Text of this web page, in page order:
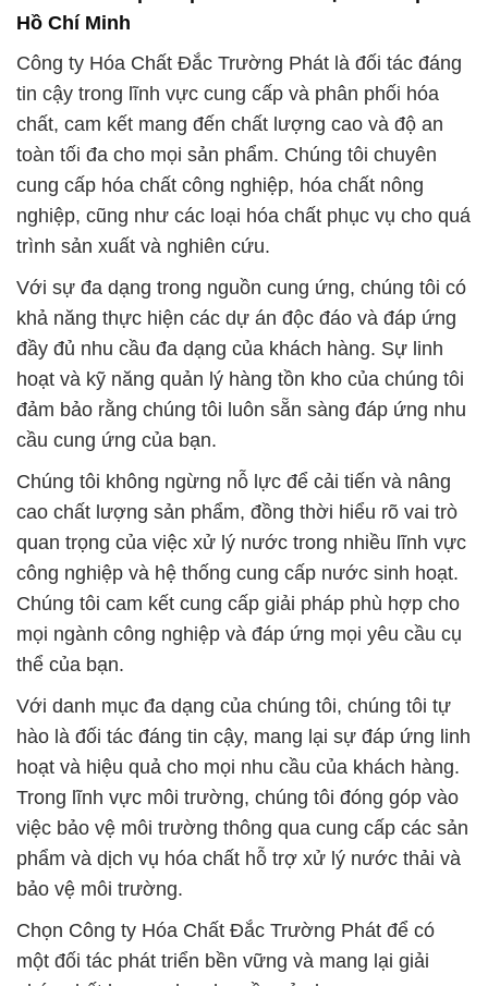
toàn tối đa cho mọi sản phẩm. Chúng tôi chuyên
cung cấp hóa chất công nghiệp, hóa chất nông
nghiệp, cũng như các loại hóa chất phục vụ cho quá
trình sản xuất và nghiên cứu.
Với sự đa dạng trong nguồn cung ứng, chúng tôi có
khả năng thực hiện các dự án độc đáo và đáp ứng
đầy đủ nhu cầu đa dạng của khách hàng. Sự linh
hoạt và kỹ năng quản lý hàng tồn kho của chúng tôi
đảm bảo rằng chúng tôi luôn sẵn sàng đáp ứng nhu
cầu cung ứng của bạn.
Chúng tôi không ngừng nỗ lực để cải tiến và nâng
cao chất lượng sản phẩm, đồng thời hiểu rõ vai trò
quan trọng của việc xử lý nước trong nhiều lĩnh vực
công nghiệp và hệ thống cung cấp nước sinh hoạt.
Chúng tôi cam kết cung cấp giải pháp phù hợp cho
mọi ngành công nghiệp và đáp ứng mọi yêu cầu cụ
thể của bạn.
Với danh mục đa dạng của chúng tôi, chúng tôi tự
hào là đối tác đáng tin cậy, mang lại sự đáp ứng linh
hoạt và hiệu quả cho mọi nhu cầu của khách hàng.
Trong lĩnh vực môi trường, chúng tôi đóng góp vào
việc bảo vệ môi trường thông qua cung cấp các sản
phẩm và dịch vụ hóa chất hỗ trợ xử lý nước thải và
bảo vệ môi trường.
Chọn Công ty Hóa Chất Đắc Trường Phát để có
một đối tác phát triển bền vững và mang lại giải
pháp chất lượng cho nhu cầu của bạn.
# Địa chỉ cung cấp & bán hóa chất Clorua Vôi
Powder ß Chlorine 70% Puri Chlo Ấn Độ India
# Cty chuyên cung ứng _ phân phối hóa chất Clorua